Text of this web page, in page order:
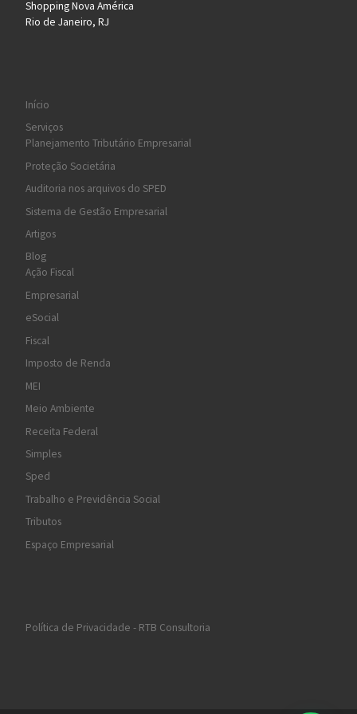
Shopping Nova América
Rio de Janeiro, RJ
Início
Serviços
Planejamento Tributário Empresarial
Proteção Societária
Auditoria nos arquivos do SPED
Sistema de Gestão Empresarial
Artigos
Blog
Ação Fiscal
Empresarial
eSocial
Fiscal
Imposto de Renda
MEI
Meio Ambiente
Receita Federal
Simples
Sped
Trabalho e Previdência Social
Tributos
Espaço Empresarial
Política de Privacidade - RTB Consultoria